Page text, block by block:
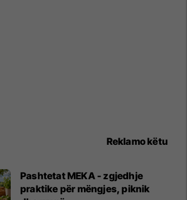
Reklamo këtu
Pashtetat MEKA - zgjedhje
praktike për mëngjes, piknik